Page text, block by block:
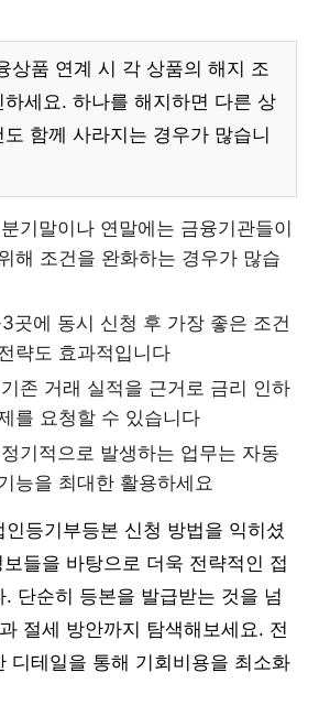
상품 연계 시 각 상품의 해지 조
하세요. 하나를 해지하면 다른 상
함께 사라지는 경우가 많습니
분기말이나 연말에는 금융기관들이
해 조건을 완화하는 경우가 많습
곳에 동시 신청 후 가장 좋은 조건
략도 효과적입니다
기존 거래 실적을 근거로 금리 인하
를 요청할 수 있습니다
정기적으로 발생하는 업무는 자동
능을 최대한 활용하세요
인등기부등본 신청 방법을 익히셨
들을 바탕으로 더욱 전략적인 접
. 단순히 등본을 발급받는 것을 넘
절세 방안까지 탐색해보세요. 전
디테일을 통해 기회비용을 최소화